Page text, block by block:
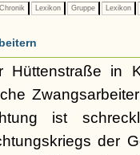
Chronik Lexikon Gruppe Lexikon
Hüttenstraße in
ist
der